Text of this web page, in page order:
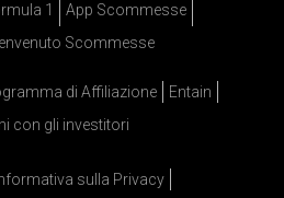
1
App Scommesse
Scommesse
di Affiliazione
Entain
con gli investitori
sulla Privacy